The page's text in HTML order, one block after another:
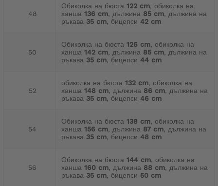
48
Обиколка на бюста 122 cm, обиколка на
ханша 136 cm, дължина 85 cm, дължина на
ръкава 35 cm, бицепси 42 cm
50
Обиколка на бюста 126 cm, обиколка на
ханша 142 cm, дължина 85 cm, дължина на
ръкава 35 cm, бицепси 44 cm
52
обиколка на бюста 132 cm, обиколка на
ханша 148 cm, дължина 86 cm, дължина на
ръкава 35 cm, бицепси 46 cm
54
Обиколка на бюста 138 cm, обиколка на
ханша 156 cm, дължина 87 cm, дължина на
ръкава 35 cm, бицепси 48 cm
56
Обиколка на бюста 144 cm, обиколка на
ханша 160 cm, дължина 88 cm, дължина на
ръкава 35 cm, бицепси 50 cm